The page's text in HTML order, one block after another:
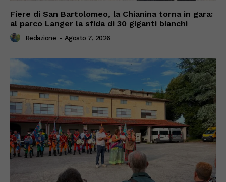
Fiere di San Bartolomeo, la Chianina torna in gara:
al parco Langer la sfida di 30 giganti bianchi
Redazione - Agosto 7, 2026